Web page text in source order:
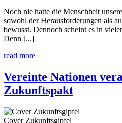
Noch nie hatte die Menschheit
sowohl der Herausforderungen als
bewusst. Dennoch scheint es in
Denn [...]
read more
Vereinte Nationen
Zukunftspakt
Cover Zukunftsgipfel